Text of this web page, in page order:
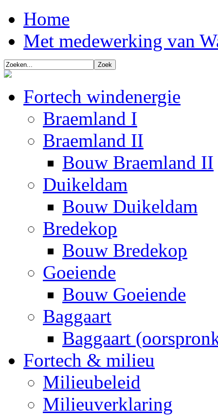
Home
Met medewerking van
Fortech windenergie
Braemland I
Braemland II
Bouw Braemland II
Duikeldam
Bouw Duikeldam
Bredekop
Bouw Bredekop
Goeiende
Bouw Goeiende
Baggaart
Baggaart
Fortech & milieu
Milieubeleid
Milieuverklaring